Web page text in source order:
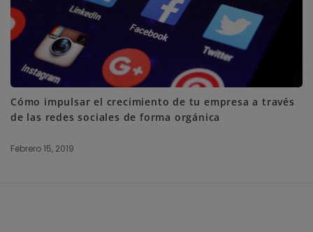
Cómo impulsar el crecimiento de tu empresa a través
de las redes sociales de forma orgánica
Febrero 15, 2019